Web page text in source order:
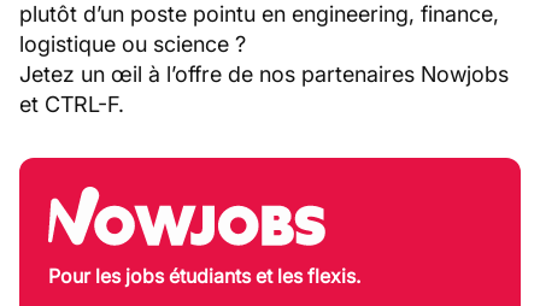
plutôt d’un poste pointu en engineering, finance,
logistique ou science ?
Jetez un œil à l’offre de nos partenaires Nowjobs
et CTRL-F.
Pour les jobs étudiants et les flexis.